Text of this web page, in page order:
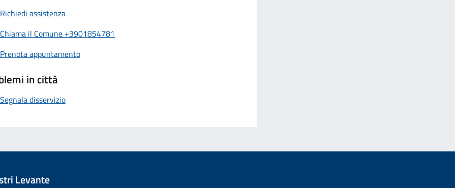
Richiedi assistenza
Chiama il Comune +3901854781
Prenota appuntamento
in città
Segnala disservizio
Levante